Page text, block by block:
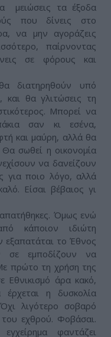
μειώσεις τα έξοδα
που δίνεις στο
να μην αγοράζεις
παίρνοντας
σε φόρους και
διατηρηθούν υπό
και θα γλιτώσεις τη
Μπορεί να
σαν κι εσένα,
και μαύρη, αλλά θα
Θα σωθεί η οικονομία
να δανείζουν
για ποιο λόγο, αλλά
Είσαι βέβαιος γι
Όμως ενώ
κάποιον ιδιώτη
εξαπατάται το Έθνος
σε εμποδίζουν να
πρώτο τη χρήση της
Εθνικισμό άρα κακό,
η δυσκολία
λιγότερο σοβαρό
του εχθρού. Φοβάσαι.
φαντάζει